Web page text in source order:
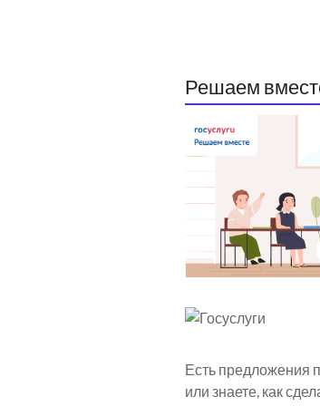
Решаем
Есть предложения
или знаете, как